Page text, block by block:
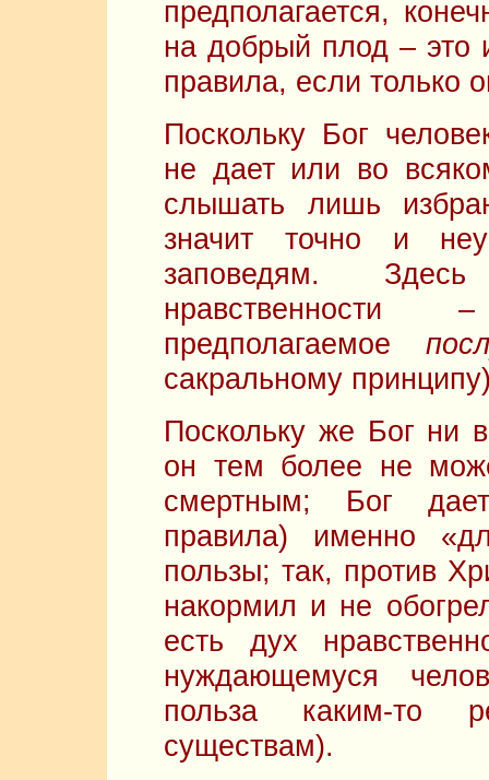
предполагается,
на добрый плод – это
правила, если только
Поскольку Бог
не дает или во
слышать лишь
значит точно и
заповедям.
нравственности
предполагаемое
сакральному
Поскольку же Бог ни
он тем более не
смертным; Бог
правила) именно
пользы; так, против
накормил и не
есть дух
нуждающемуся
польза каким-то
существам).